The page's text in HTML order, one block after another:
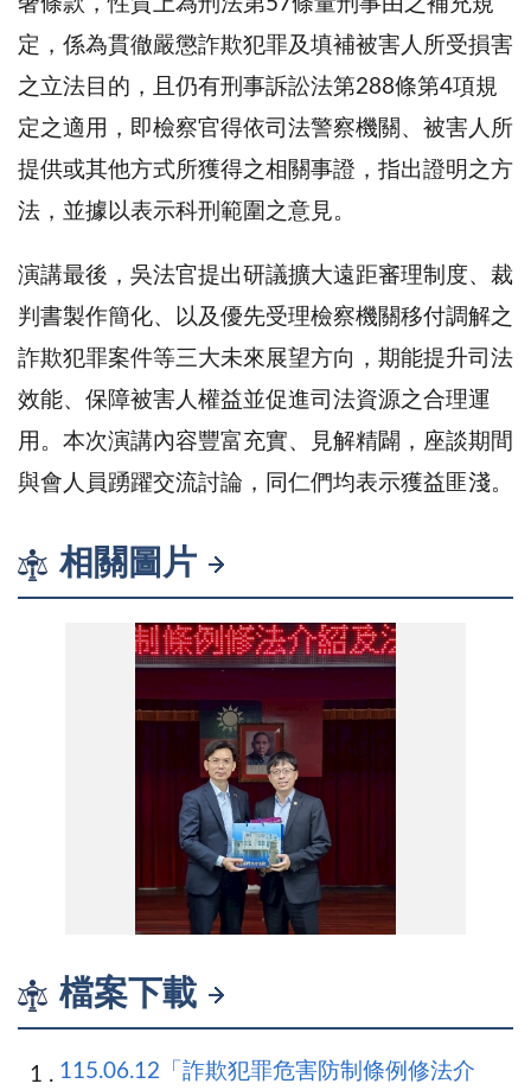
定，係為貫徹嚴懲詐欺犯罪及填補被害人所受損害
之立法目的，且仍有刑事訴訟法第288條第4項規
定之適用，即檢察官得依司法警察機關、被害人所
提供或其他方式所獲得之相關事證，指出證明之方
法，並據以表示科刑範圍之意見。
演講最後，吳法官提出研議擴大遠距審理制度、裁
判書製作簡化、以及優先受理檢察機關移付調解之
詐欺犯罪案件等三大未來展望方向，期能提升司法
效能、保障被害人權益並促進司法資源之合理運
用。本次演講內容豐富充實、見解精闢，座談期間
與會人員踴躍交流討論，同仁們均表示獲益匪淺。
相關圖片
檔案下載
115.06.12「詐欺犯罪危害防制條例修法介